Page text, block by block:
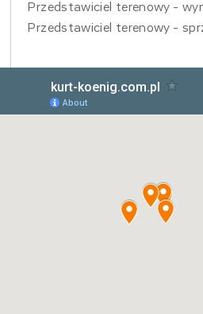
Przedstawiciel terenowy -
Przedstawiciel terenowy -